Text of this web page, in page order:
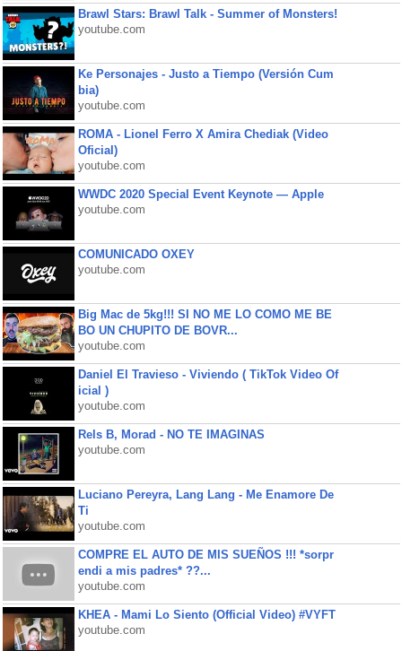
Brawl Stars: Brawl Talk - Summer of Monsters!
youtube.com
Ke Personajes - Justo a Tiempo (Versión Cum
bia)
youtube.com
ROMA - Lionel Ferro X Amira Chediak (Video
Oficial)
youtube.com
WWDC 2020 Special Event Keynote — Apple
youtube.com
COMUNICADO OXEY
youtube.com
Big Mac de 5kg!!! SI NO ME LO COMO ME BE
BO UN CHUPITO DE BOVR...
youtube.com
Daniel El Travieso - Viviendo ( TikTok Video Of
icial )
youtube.com
Rels B, Morad - NO TE IMAGINAS
youtube.com
Luciano Pereyra, Lang Lang - Me Enamore De
Ti
youtube.com
COMPRE EL AUTO DE MIS SUEÑOS !!! *sorpr
endi a mis padres* ??...
youtube.com
KHEA - Mami Lo Siento (Official Video) #VYFT
youtube.com